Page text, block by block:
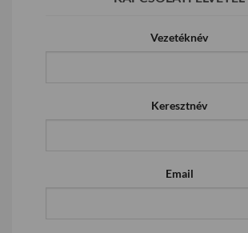
Vezetéknév
Keresztnév
Email